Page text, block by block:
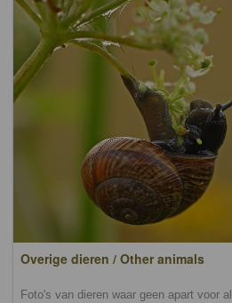
Overige dieren / Other animals
Foto's van dieren waar geen apart voor